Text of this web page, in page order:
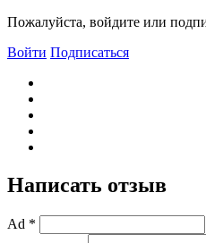
Пожалуйста, войдите или
Войти Подписаться
Написать отзыв
Ad *